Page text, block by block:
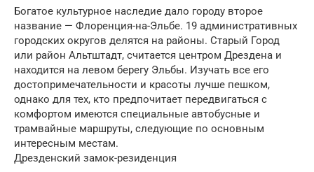
Богатое культурное наследие дало городу второе
название — Флоренция-на-Эльбе. 19 административных
городских округов делятся на районы. Старый Город
или район Альтштадт, считается центром Дрездена и
находится на левом берегу Эльбы. Изучать все его
достопримечательности и красоты лучше пешком,
однако для тех, кто предпочитает передвигаться с
комфортом имеются специальные автобусные и
трамвайные маршруты, следующие по основным
интересным местам.
Дрезденский замок-резиденция